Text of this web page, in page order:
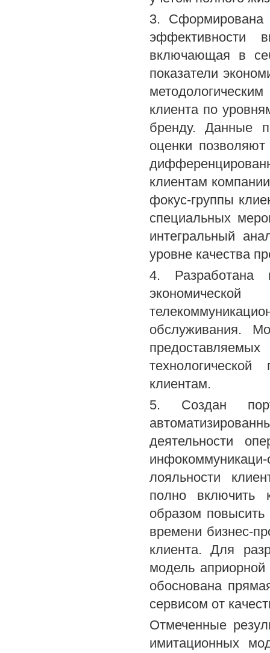
3. Сформирована
эффективности
включающая в
показатели
клиента по
бренду. Данные
оценки
клиентам
фокус-группы
специальных
интегральный
уровне качества
4. Разработана
обслуживания.
клиентам.
5. Создан
деятельности
лояльности
полно включить
образом
времени бизнес-
клиента. Для
модель
обоснована
сервисом от
Отмеченные
имитационных